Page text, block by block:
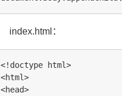
index.html：
<!doctype html>
<html>
<head>